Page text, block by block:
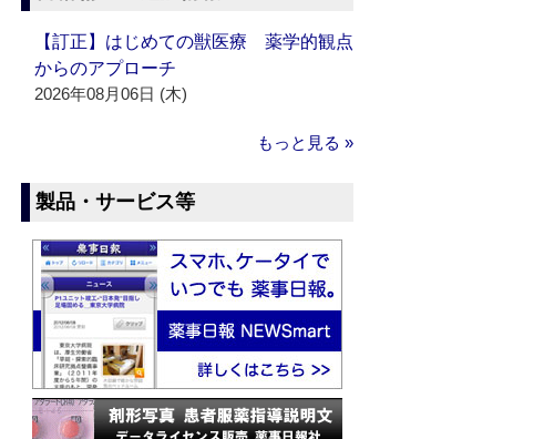
【訂正】はじめての獣医療 薬学的観点
からのアプローチ
2026年08月06日 (木)
もっと見る »
製品・サービス等